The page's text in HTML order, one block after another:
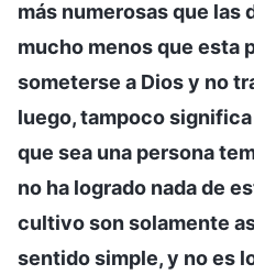
más numerosas que las
mucho menos que esta
someterse a Dios y no
luego, tampoco
que sea una persona
no ha logrado nada de
cultivo son solamente
sentido simple, y no es